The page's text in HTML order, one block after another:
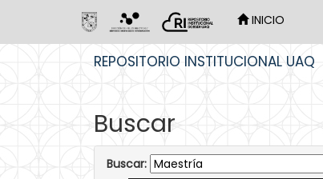
INICIO
REPOSITORIO INSTITUCIONAL UAQ
Buscar
Buscar: